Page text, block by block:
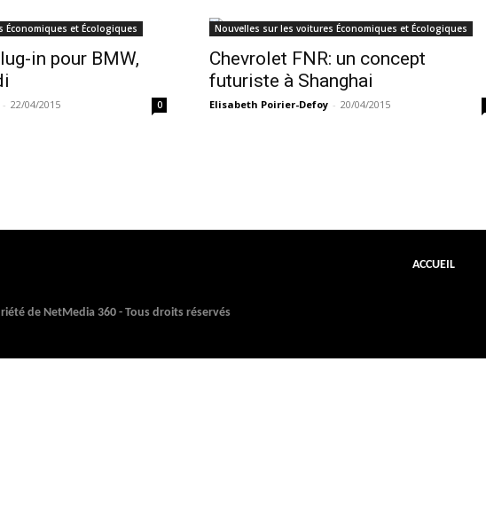
et Écologiques
in pour BMW,
- 22/04/2015 0
Nouvelles sur les voitures Économiques et Écologiques
Chevrolet FNR: un concept
futuriste à Shanghai
Elisabeth Poirier-Defoy - 20/04/2015
ACCUEIL
de NetMedia 360 - Tous droits réservés